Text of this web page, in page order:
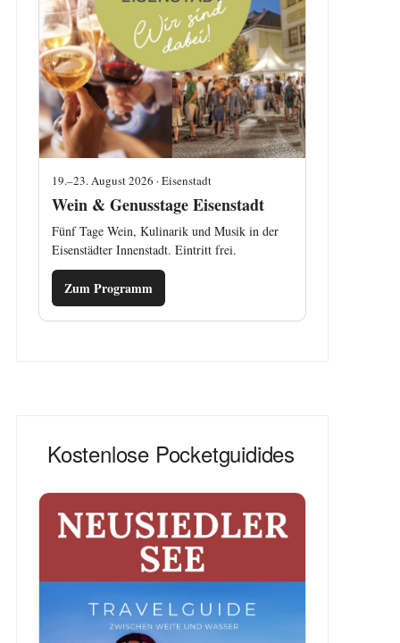
19.–23. August 2026 · Eisenstadt
Wein & Genusstage Eisenstadt
Fünf Tage Wein, Kulinarik und Musik in der
Eisenstädter Innenstadt. Eintritt frei.
Zum Programm
Kostenlose Pocketguidides